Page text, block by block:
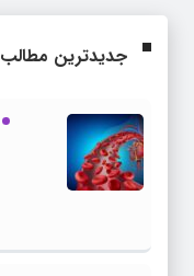
جدیدترین مطالب